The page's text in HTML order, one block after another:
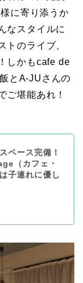
に寄り添うか
なスタイルに
トのライブ、
しかもcafe de
とA-JUさんの
ご堪能あれ！
ペース完備！
（カフェ・
子連れに優し